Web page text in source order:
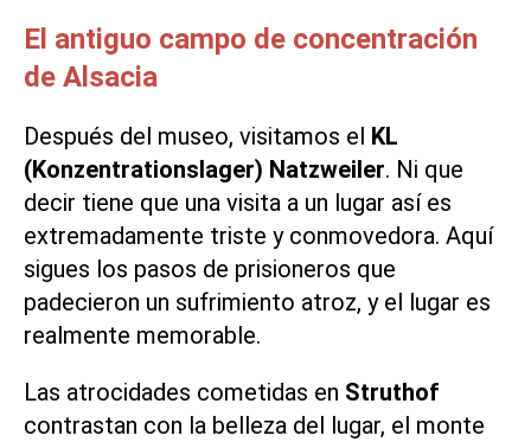
El antiguo campo de concentración
de Alsacia
Después del museo, visitamos el KL
(Konzentrationslager) Natzweiler. Ni que
decir tiene que una visita a un lugar así es
extremadamente triste y conmovedora. Aquí
sigues los pasos de prisioneros que
padecieron un sufrimiento atroz, y el lugar es
realmente memorable.
Las atrocidades cometidas en Struthof
contrastan con la belleza del lugar, el monte